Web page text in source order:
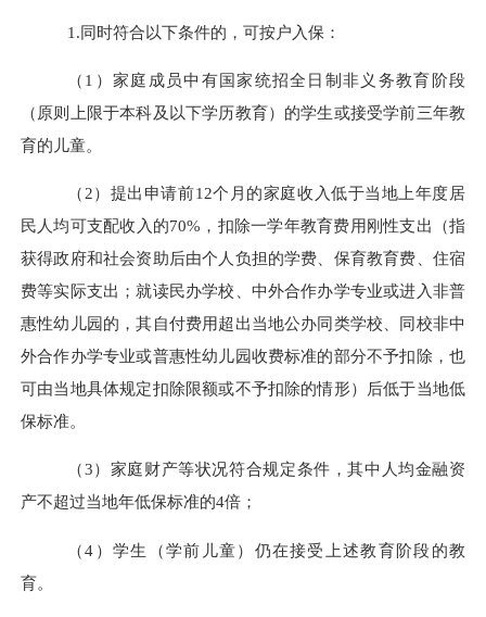
1.同时符合以下条件的，可按户入保：
（ 1 ）家庭成员中有国家统招全日制非义务教育阶段
（原则上限于本科及以下学历教育）的学生或接受学前三年教
育的儿童。
（ 2）提出申请前12个月的家庭收入低于当地上年度居
民人均可支配收入的70% ，扣除一学年教育费用刚性支出（指
获得政府和社会资助后由个人负担的学费、保育教育费、住宿
费等实际支出；就读民办学校、中外合作办学专业或进入非普
惠性幼儿园的，其自付费用超出当地公办同类学校、同校非中
外合作办学专业或普惠性幼儿园收费标准的部分不予扣除，也
可由当地具体规定扣除限额或不予扣除的情形）后低于当地低
保标准。
（3）家庭财产等状况符合规定条件，其中人均金融资
产不超过当地年低保标准的4倍；
（4 ）学生（学前儿童）仍在接受上述教育阶段的教
育。